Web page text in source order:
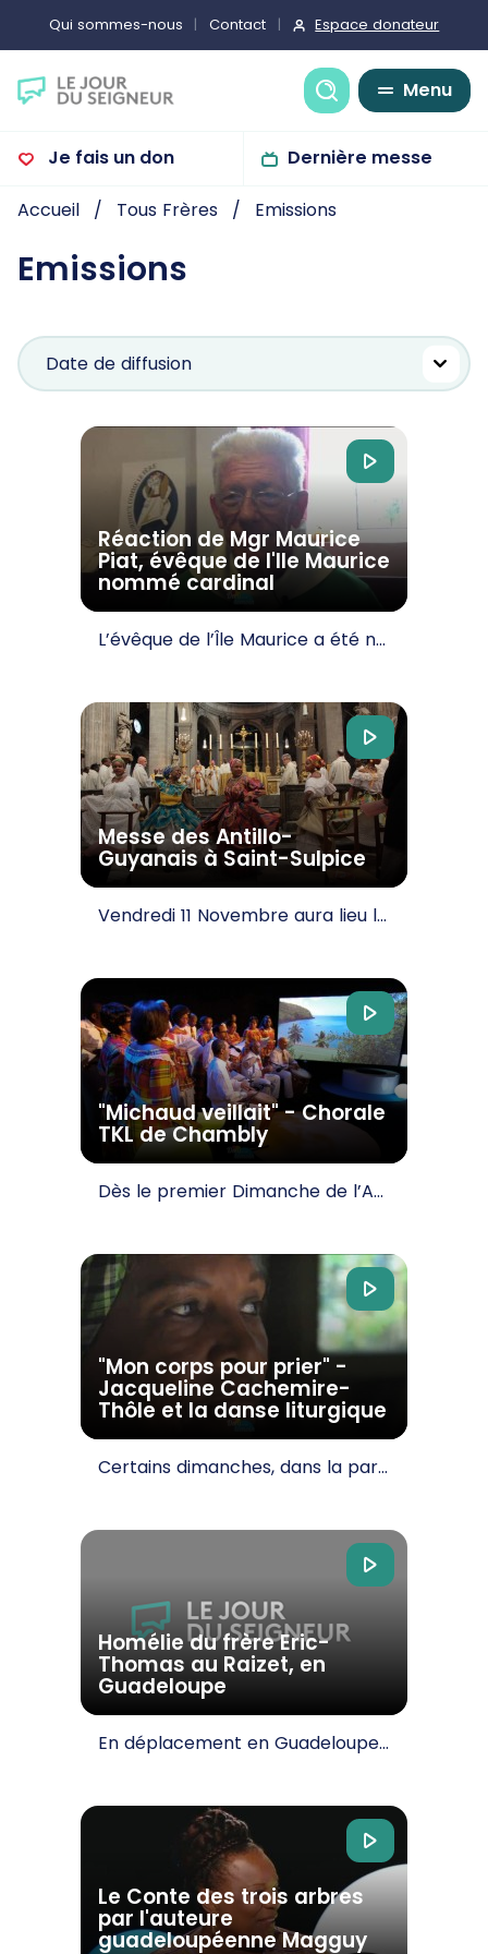
Qui sommes-nous Contact Espace donateur
Recherche
Menu
Je fais un don Dernière messe
Accueil Tous Frères Emissions
Emissions
Réaction de Mgr Maurice
Piat, évêque de l'Ile Maurice
nommé cardinal
L’évêque de l’Île Maurice a été nommé cardinal par le pape. Réaction depuis…
Messe des Antillo-
Guyanais à Saint-Sulpice
Vendredi 11 Novembre aura lieu la traditionnelle messe des antillo-guyanais de métropole! Comme…
"Michaud veillait" - Chorale
TKL de Chambly
Dès le premier Dimanche de l’Avent, aux Antilles, les familles se réunissent chaque soir pour…
"Mon corps pour prier" -
Jacqueline Cachemire-
Thôle et la danse liturgique
Certains dimanches, dans la paroisse de Massabielle, la procession des offrandes est dansée. En…
Homélie du frère Eric-
Thomas au Raizet, en
Guadeloupe
En déplacement en Guadeloupe le frère Eric-Thomas a pu prêcher vendredi en l’église Saint…
Le Conte des trois arbres
par l'auteure
guadeloupéenne Magguy